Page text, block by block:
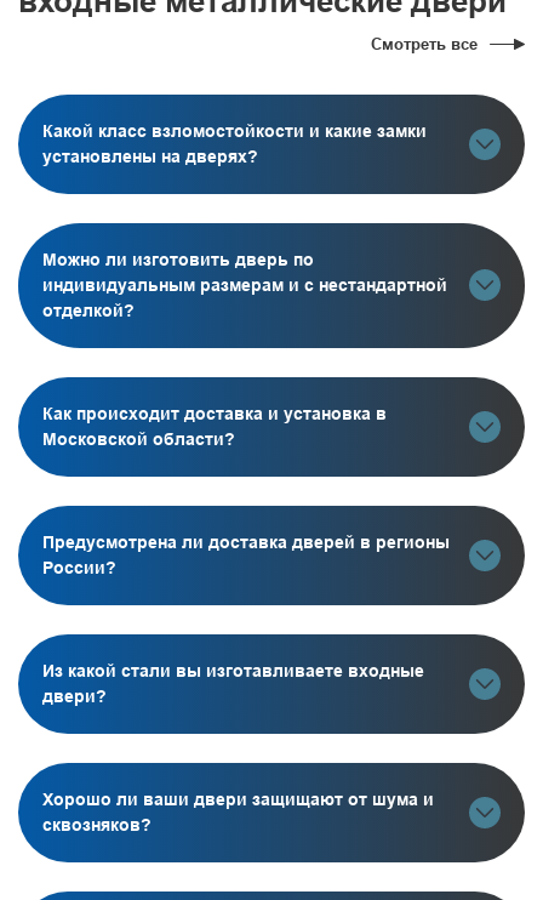
Смотреть все
Какой класс взломостойкости и какие замки
установлены на дверях?
Можно ли изготовить дверь по
индивидуальным размерам и с нестандартной
отделкой?
Как происходит доставка и установка в
Московской области?
Предусмотрена ли доставка дверей в регионы
России?
Из какой стали вы изготавливаете входные
двери?
Хорошо ли ваши двери защищают от шума и
сквозняков?